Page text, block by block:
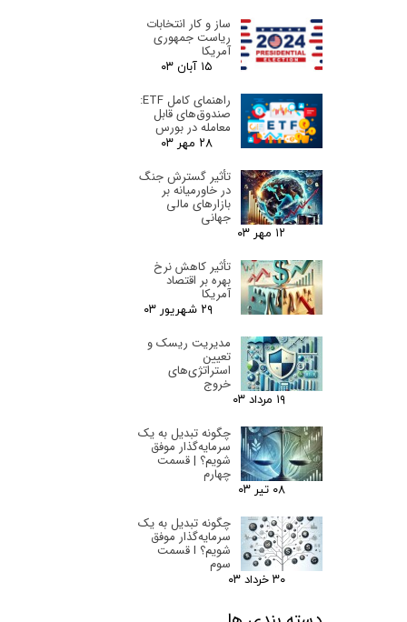
ساز و کار انتخابات
ریاست جمهوری
آمریکا
۱۵ آبان ۰۳
راهنمای کامل ETF:
صندوق‌های قابل
معامله در بورس
۲۸ مهر ۰۳
تأثیر گسترش جنگ
در خاورمیانه بر
بازارهای مالی
جهانی
۱۲ مهر ۰۳
تأثیر کاهش نرخ
بهره بر اقتصاد
آمریکا
۲۹ شهریور ۰۳
مدیریت ریسک و
تعیین
استراتژی‌های
خروج
۱۹ مرداد ۰۳
چگونه تبدیل به یک
سرمایه‌گذار موفق
شویم؟ | قسمت
چهارم
۰۸ تیر ۰۳
چگونه تبدیل به یک
سرمایه‌گذار موفق
شویم؟ I قسمت
سوم
۳۰ خرداد ۰۳